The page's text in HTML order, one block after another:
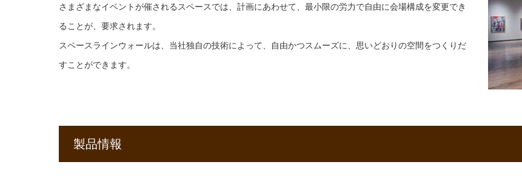
さまざまなイベントが催されるスペースでは、計画にあわせて、最小限の労力で自由に会場構成を変更でき
ることが、要求されます。
スペースラインウォールは、当社独自の技術によって、自由かつスムーズに、思いどおりの空間をつくりだ
すことができます。
製品情報